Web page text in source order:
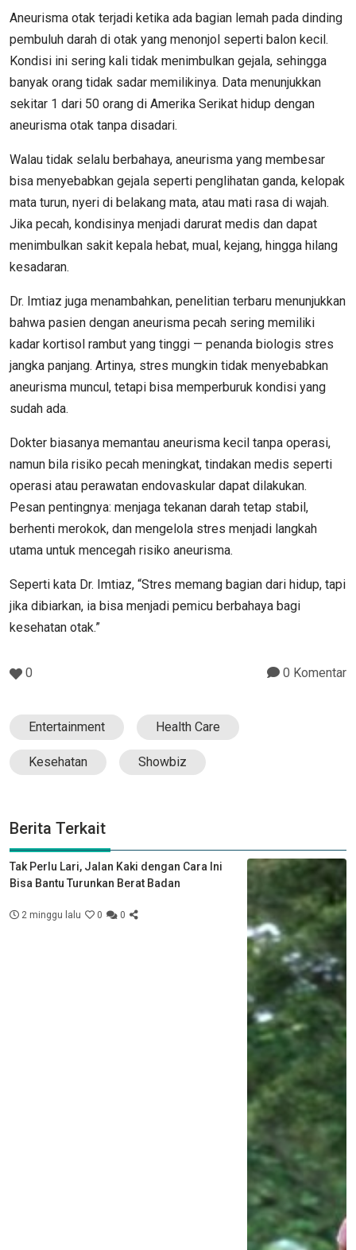
Aneurisma otak terjadi ketika ada bagian lemah pada dinding
pembuluh darah di otak yang menonjol seperti balon kecil.
Kondisi ini sering kali tidak menimbulkan gejala, sehingga
banyak orang tidak sadar memilikinya. Data menunjukkan
sekitar 1 dari 50 orang di Amerika Serikat hidup dengan
aneurisma otak tanpa disadari.
Walau tidak selalu berbahaya, aneurisma yang membesar
bisa menyebabkan gejala seperti penglihatan ganda, kelopak
mata turun, nyeri di belakang mata, atau mati rasa di wajah.
Jika pecah, kondisinya menjadi darurat medis dan dapat
menimbulkan sakit kepala hebat, mual, kejang, hingga hilang
kesadaran.
Dr. Imtiaz juga menambahkan, penelitian terbaru menunjukkan
bahwa pasien dengan aneurisma pecah sering memiliki
kadar kortisol rambut yang tinggi — penanda biologis stres
jangka panjang. Artinya, stres mungkin tidak menyebabkan
aneurisma muncul, tetapi bisa memperburuk kondisi yang
sudah ada.
Dokter biasanya memantau aneurisma kecil tanpa operasi,
namun bila risiko pecah meningkat, tindakan medis seperti
operasi atau perawatan endovaskular dapat dilakukan.
Pesan pentingnya: menjaga tekanan darah tetap stabil,
berhenti merokok, dan mengelola stres menjadi langkah
utama untuk mencegah risiko aneurisma.
Seperti kata Dr. Imtiaz, “Stres memang bagian dari hidup, tapi
jika dibiarkan, ia bisa menjadi pemicu berbahaya bagi
kesehatan otak.”
0 0 Komentar
Entertainment Health Care
Kesehatan Showbiz
Berita Terkait
Tak Perlu Lari, Jalan Kaki dengan Cara Ini
Bisa Bantu Turunkan Berat Badan
2 minggu lalu 0 0